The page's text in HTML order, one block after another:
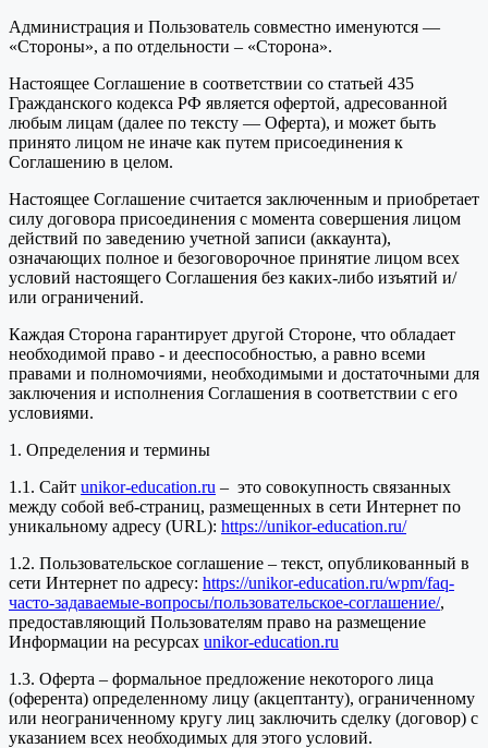
Администрация и Пользователь совместно именуются —
«Стороны», а по отдельности – «Сторона».
Настоящее Соглашение в соответствии со статьей 435
Гражданского кодекса РФ является офертой, адресованной
любым лицам (далее по тексту — Оферта), и может быть
принято лицом не иначе как путем присоединения к
Соглашению в целом.
Настоящее Соглашение считается заключенным и приобретает
силу договора присоединения с момента совершения лицом
действий по заведению учетной записи (аккаунта),
означающих полное и безоговорочное принятие лицом всех
условий настоящего Соглашения без каких-либо изъятий и/
или ограничений.
Каждая Сторона гарантирует другой Стороне, что обладает
необходимой право - и дееспособностью, а равно всеми
правами и полномочиями, необходимыми и достаточными для
заключения и исполнения Соглашения в соответствии с его
условиями.
1. Определения и термины
1.1. Сайт unikor-education.ru – это совокупность связанных
между собой веб-страниц, размещенных в сети Интернет по
уникальному адресу (URL): https://unikor-education.ru/
1.2. Пользовательское соглашение – текст, опубликованный в
сети Интернет по адресу: https://unikor-education.ru/wpm/faq-
часто-задаваемые-вопросы/пользовательское-соглашение/,
предоставляющий Пользователям право на размещение
Информации на ресурсах unikor-education.ru
1.3. Оферта – формальное предложение некоторого лица
(оферента) определенному лицу (акцептанту), ограниченному
или неограниченному кругу лиц заключить сделку (договор) с
указанием всех необходимых для этого условий.